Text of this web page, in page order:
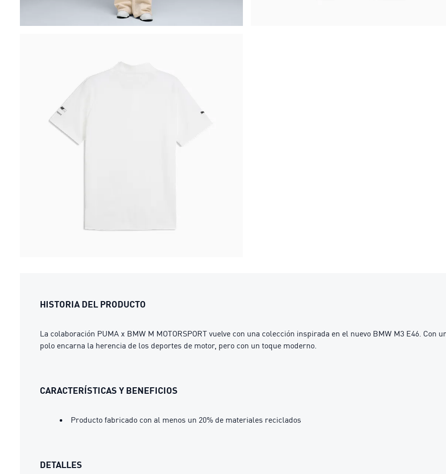
HISTORIA DEL PRODUCTO
La colaboración PUMA x BMW M MOTORSPORT vuelve con una colección inspirada en el nuevo BMW M3 E46.
polo encarna la herencia de los deportes de motor, pero con un toque moderno.
CARACTERÍSTICAS Y BENEFICIOS
Producto fabricado con al menos un 20% de materiales reciclados
DETALLES